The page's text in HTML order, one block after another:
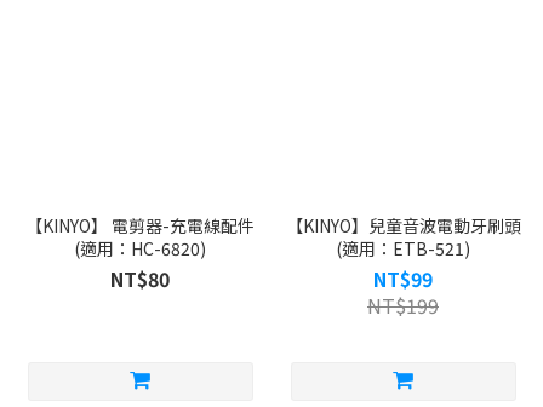
【KINYO】 電剪器-充電線配件
(適用：HC-6820)
NT$80
【KINYO】兒童音波電動牙刷頭
(適用：ETB-521)
NT$99
NT$199